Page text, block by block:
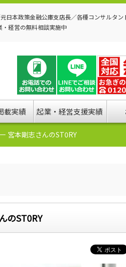
本政策金融公庫支店長／各種コンサルタ
経営の無料相談実施中
載実績 起業・経営支援実績
宮本剛志さんのST0RY
のST0RY